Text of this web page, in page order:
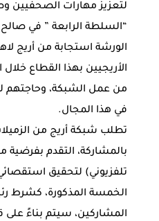
لتعزيز مهارات الصحفيين
“السلطة الرابعة ” في
الورشة استجابة من أريج
الأريجيين بهذا القطاع
من عمل الشبكة،
في هذا المجال.
تطلب شبكة أريج من
بالمشاركة، التقدم
تلفزيوني) لتحقيق
الخمسة المذكورة، كشرط
المشاركين، سيتم بناءً على